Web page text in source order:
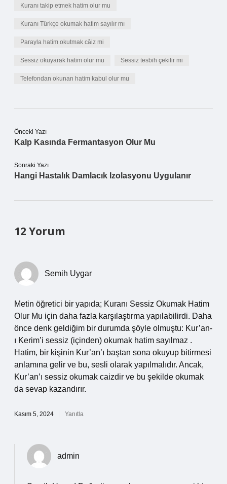
Kuranı takip etmek hatim olur mu
Kuranı Türkçe okumak hatim sayılır mı
Parayla hatim okutmak câiz mi
Sessiz okuyarak hatim olur mu Sessiz tesbih çekilir mi
Telefondan okunan hatim kabul olur mu
Önceki Yazı
Kalp Kasında Fermantasyon Olur Mu
Sonraki Yazı
Hangi Hastalık Damlacık Izolasyonu Uygulanır
12 Yorum
Semih Uygar
Metin öğretici bir yapıda; Kuranı Sessiz Okumak Hatim
Olur Mu için daha fazla karşılaştırma yapılabilirdi. Daha
önce denk geldiğim bir durumda şöyle olmuştu: Kur’an-
ı Kerim’i sessiz (içinden) okumak hatim sayılmaz .
Hatim, bir kişinin Kur’an’ı baştan sona okuyup bitirmesi
anlamına gelir ve bu, sesli olarak yapılmalıdır. Ancak,
Kur’an’ı sessiz okumak caizdir ve bu şekilde okumak
da sevap kazandırır.
Kasım 5, 2024 Yanıtla
admin